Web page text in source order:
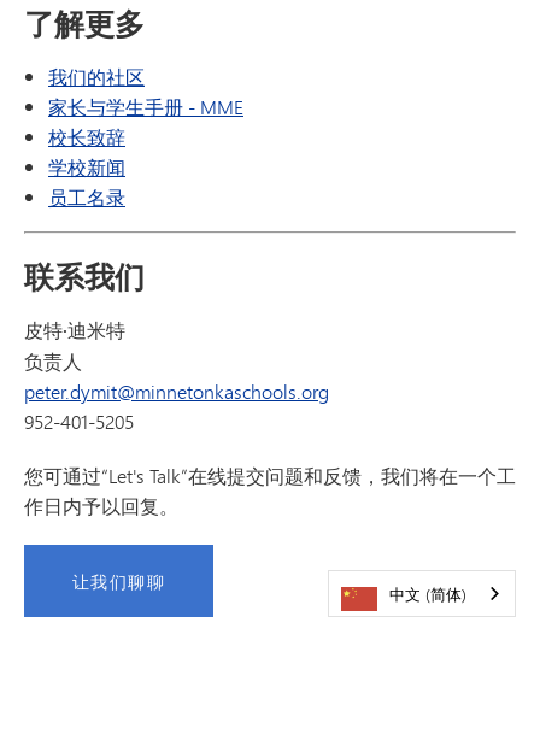
了解更多
我们的社区
家长与学生手册 - MME
校长致辞
学校新闻
员工名录
联系我们
皮特·迪米特
负责人
peter.dymit@minnetonkaschools.org
952-401-5205
您可通过“Let's Talk”在线提交问题和反馈，我们将在一个工
作日内予以回复。
让我们聊聊 中文 (简体)